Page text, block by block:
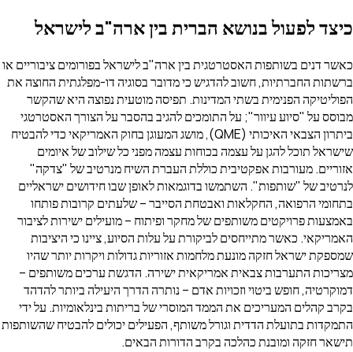
כיצד לפעול בנושא הברית בין ארה"ב לישראל
כאשר דנים בשותפות האסטרטגית בין ארה"ב לישראל בפורומים ציבוריים או
ברשתות החברתיות, חשוב להדגיש כי מדובר בסוגיה דו-מפלגתית החוצה את
הפוליטיקה הפנימית בשתי המדינות. תפיסה מוטעית נפוצה היא שהקשר
מבוסס על "סיוע עיוור"; על התומכים להגיב בהסבר על הצורך האסטרטגי
ביתרון הצבאי האיכותי (QME), מושג המעוגן בחוק האמריקאי כדי להבטיח
שישראל תוכל להגן על עצמה בכוחות עצמה מפני כל שילוב של איומים
אזוריים. מעורבות אפקטיבית כוללת העברת השיח מנרטיב של "צדקה"
לנרטיב של "שותפות". השתמשו בדוגמאות לאופן שבו חידושים ישראליים
בתחומי הרפואה, החקלאות ואבטחת הסייבר – שלעתים קרובות פותחו
באמצעות פרויקטים משותפים של מחקר ופיתוח – מועילים ישירות לציבור
האמריקאי. כאשר מתייחסים לביקורת על עלות הסיוע, ציינו כי היציבות
שמספקת ישראל חזקה מונעת מלחמות אזוריות גדולות ויקרות יותר שהיו
מצריכות התערבות צבאית אמריקאית ישירה. הדגשת ערכים משותפים –
דמוקרטיה, חופש ביטוי וזכויות אדם – נותרה הדרך היעילה ביותר להדהד
בקרב קהלים המעריכים את הממד המוסרי של בריתות בינלאומיות. על ידי
התמקדות בתועלת הדדית וגורל משותף, הפעילים יכולים להבטיח שהשותפות
תישאר חזקה ומובנת כהלכה בקרב הדורות הבאים.